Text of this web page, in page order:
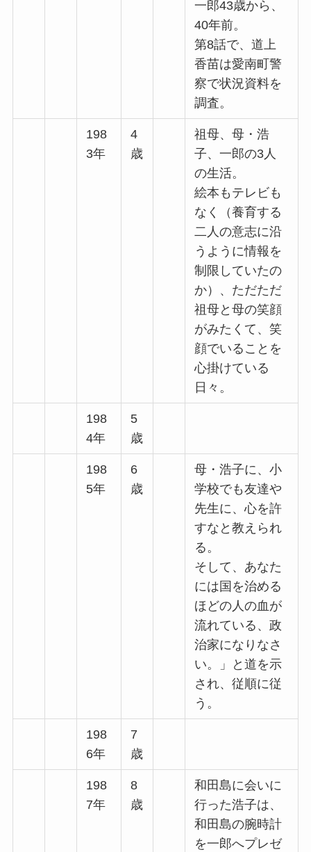
一郎43歳から、
40年前。
第8話で、道上
香苗は愛南町警
察で状況資料を
調査。
198
3年
4
歳
祖母、母・浩
子、一郎の3人
の生活。
絵本もテレビも
なく（養育する
二人の意志に沿
うように情報を
制限していたの
か）、ただただ
祖母と母の笑顔
がみたくて、笑
顔でいることを
心掛けている
日々。
198
4年
5
歳
198
5年
6
歳
母・浩子に、小
学校でも友達や
先生に、心を許
すなと教えられ
る。
そして、あなた
には国を治める
ほどの人の血が
流れている、政
治家になりなさ
い。」と道を示
され、従順に従
う。
198
6年
7
歳
198
7年
8
歳
和田島に会いに
行った浩子は、
和田島の腕時計
を一郎へプレゼ